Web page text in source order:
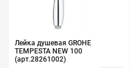
Лейка душевая GROHE
TEMPESTA NEW 100
(арт.28261002)